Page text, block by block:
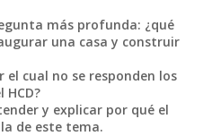
más profunda: ¿qué
una casa y construir
el cual no se responden los
y explicar por qué el
de este tema.